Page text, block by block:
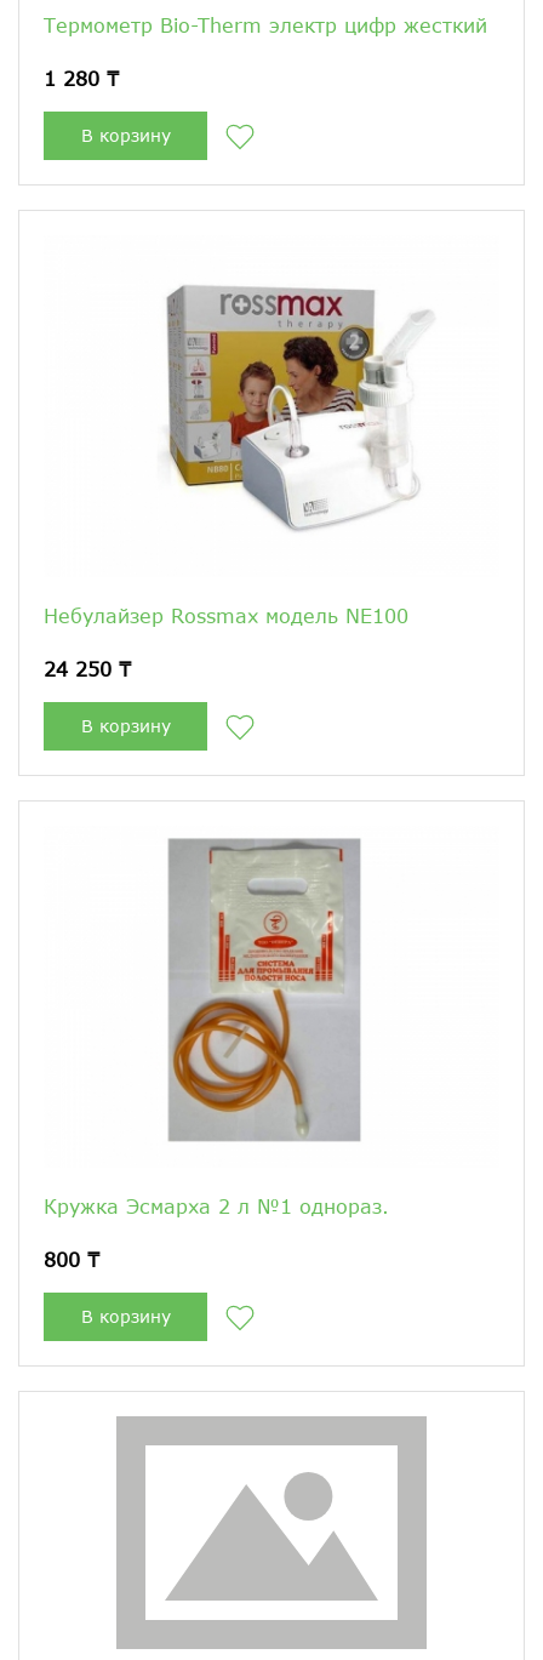
Термометр Bio-Therm электр цифр жесткий
1 280 ₸
В корзину
Небулайзер Rossmax модель NЕ100
24 250 ₸
В корзину
Кружка Эсмарха 2 л №1 однораз.
800 ₸
В корзину